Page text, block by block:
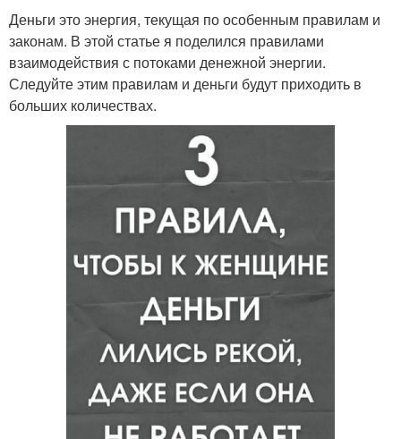
Деньги это энергия, текущая по особенным правилам и
законам. В этой статье я поделился правилами
взаимодействия с потоками денежной энергии.
Следуйте этим правилам и деньги будут приходить в
больших количествах.